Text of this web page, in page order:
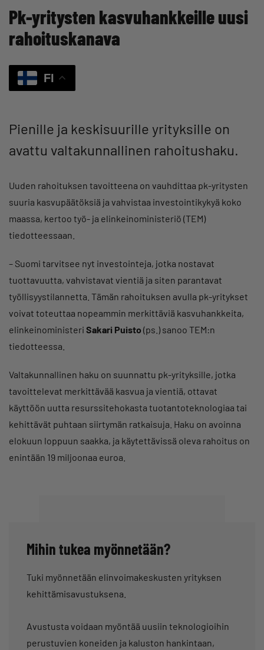
Pk-yritysten kasvuhankkeille uusi
rahoituskanava
FI
Pienille ja keskisuurille yrityksille on
avattu valtakunnallinen rahoitushaku.
Uuden rahoituksen tavoitteena on vauhdittaa pk-yritysten
suuria kasvupäätöksiä ja vahvistaa investointikykyä koko
maassa, kertoo työ- ja elinkeinoministeriö (TEM)
tiedotteessaan.
– Suomi tarvitsee nyt investointeja, jotka nostavat
tuottavuutta, vahvistavat vientiä ja siten parantavat
työllisyystilannetta. Tämän rahoituksen avulla pk-yritykset
voivat toteuttaa nopeammin merkittäviä kasvuhankkeita,
elinkeinoministeri Sakari Puisto (ps.) sanoo TEM:n
tiedotteessa.
Valtakunnallinen haku on suunnattu pk-yrityksille, jotka
tavoittelevat merkittävää kasvua ja vientiä, ottavat
käyttöön uutta resurssitehokasta tuotantoteknologiaa tai
kehittävät puhtaan siirtymän ratkaisuja. Haku on avoinna
elokuun loppuun saakka, ja käytettävissä oleva rahoitus on
enintään 19 miljoonaa euroa.
Mihin tukea myönnetään?
Tuki myönnetään elinvoimakeskusten yrityksen
kehittämisavustuksena.
Avustusta voidaan myöntää uusiin teknologioihin
perustuvien koneiden ja kaluston hankintaan,